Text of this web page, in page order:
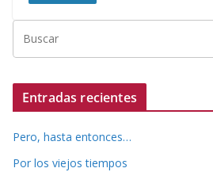
Entradas recientes
Pero, hasta entonces…
Por los viejos tiempos